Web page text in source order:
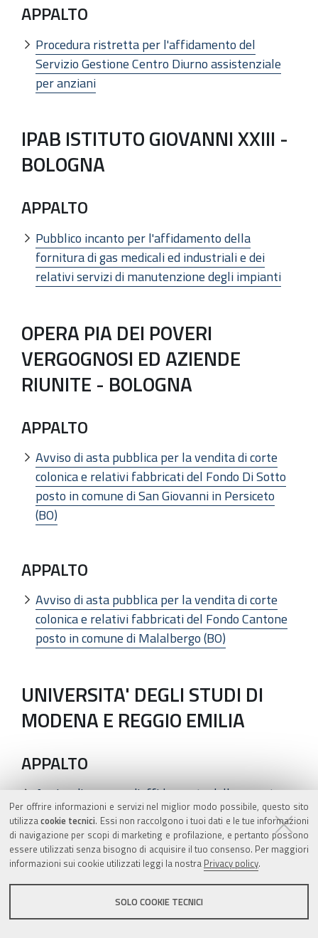
Per offrire informazioni e servizi nel miglior modo possibile, questo sito
utilizzacookie tecnici. Essi non raccolgono i tuoi dati e le tue informazioni
di navigazione per scopi di marketing e profilazione, e pertanto possono
essere utilizzati senza bisogno di acquisire il tuo consenso. Per maggiori
informazioni sui cookie utilizzati leggi la nostra Privacy policy.
SOLO COOKIE TECNICI
APPALTO
Procedura ristretta per l'affidamento del
Servizio Gestione Centro Diurno assistenziale
per anziani
IPAB ISTITUTO GIOVANNI XXIII -
BOLOGNA
APPALTO
Pubblico incanto per l'affidamento della
fornitura di gas medicali ed industriali e dei
relativi servizi di manutenzione degli impianti
OPERA PIA DEI POVERI
VERGOGNOSI ED AZIENDE
RIUNITE - BOLOGNA
APPALTO
Avviso di asta pubblica per la vendita di corte
colonica e relativi fabbricati del Fondo Di Sotto
posto in comune di San Giovanni in Persiceto
(BO)
APPALTO
Avviso di asta pubblica per la vendita di corte
colonica e relativi fabbricati del Fondo Cantone
posto in comune di Malalbergo (BO)
UNIVERSITA' DEGLI STUDI DI
MODENA E REGGIO EMILIA
APPALTO
Avviso di gara per l'affidamento della copertura
assicurativa dell'Ateneo - S1806
APPALTO
Avviso di gara per la fornitura di materiale
grafico ad uso delle Segreterie studenti e degli